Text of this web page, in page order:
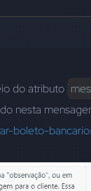
do atributo
boleto-